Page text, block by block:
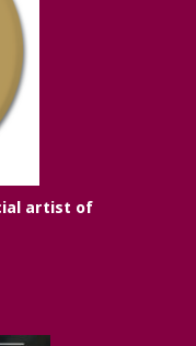
artist of